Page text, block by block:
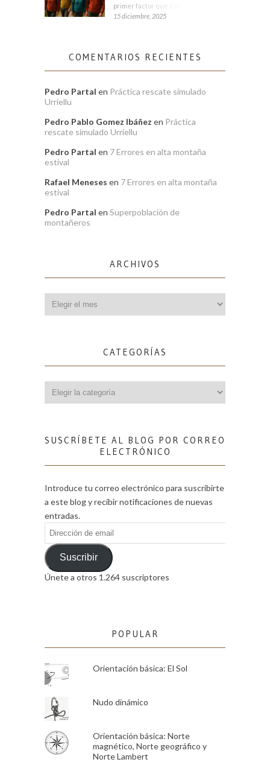
primer factor que condiciona tu
15 diciembre, 2025
COMENTARIOS RECIENTES
Pedro Partal en Práctica rescate simulado
Urriellu
Pedro Pablo Gomez Ibáñez en Práctica
rescate simulado Urriellu
Pedro Partal en 7 Errores en alta montaña
estival
Rafael Meneses en 7 Errores en alta montaña
estival
Pedro Partal en Superpoblación de
montañeros
ARCHIVOS
CATEGORÍAS
SUSCRÍBETE AL BLOG POR CORREO
ELECTRÓNICO
Introduce tu correo electrónico para suscribirte
a este blog y recibir notificaciones de nuevas
entradas.
Dirección
de
emailSuscribir
Únete a otros 1.264 suscriptores
POPULAR
Orientación básica: El Sol
Nudo dinámico
Orientación básica: Norte
magnético, Norte geográfico y
Norte Lambert